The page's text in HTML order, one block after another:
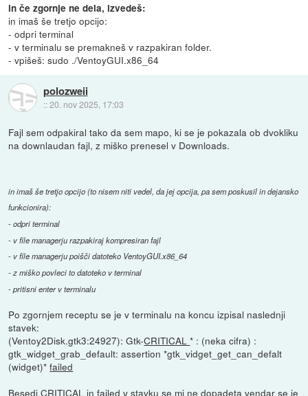
in če zgornje ne dela, izvedeš:
in imaš še tretjo opcijo:
- odpri terminal
- v terminalu se premakneš v razpakiran folder.
- vpišeš: sudo ./VentoyGUI.x86_64
polozweii
::20. nov 2025, 17:03
Fajl sem odpakiral tako da sem mapo, ki se je pokazala ob dvokliku
na downlaudan fajl, z miško prenesel v Downloads.
in imaš še tretjo opcijo (to nisem niti vedel, da jej opcija, pa sem poskusil in dejansko
funkcionira):
- odpri terminal
- v file managerju razpakiraj kompresiran fajl
- v file managerju poišči datoteko VentoyGUI.x86_64
- z miško povleci to datoteko v terminal
- pritisni enter v terminalu
Po zgornjem receptu se je v terminalu na koncu izpisal naslednji
stavek:
(Ventoy2Disk.gtk3:24927): Gtk-CRITICAL* : (neka cifra) :
gtk_widget_grab_default: assertion *gtk_vidget_get_can_defalt
(widget)*failed
Besedi CRITICAL in failed v stavku se mi ne dopadeta vendar se je